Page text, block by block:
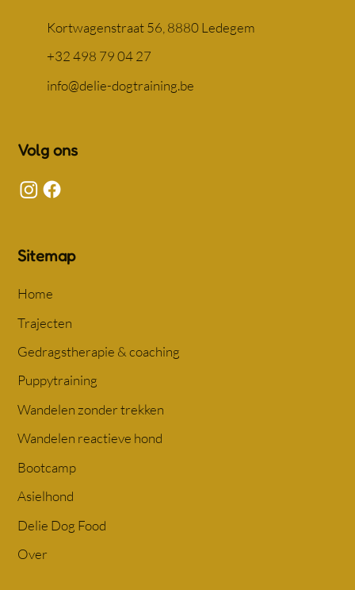
Kortwagenstraat 56, 8880 Ledegem
+32 498 79 04 27
info@delie-dogtraining.be
Volg ons
Sitemap
Home
Trajecten
Gedragstherapie & coaching
Puppytraining
Wandelen zonder trekken
Wandelen reactieve hond
Bootcamp
Asielhond
Delie Dog Food
Over